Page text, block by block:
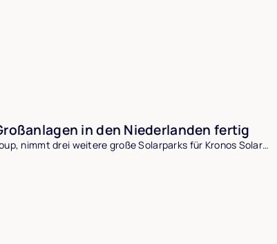
in den Niederlanden fertig
nimmt drei weitere große Solarparks für Kronos Solar…